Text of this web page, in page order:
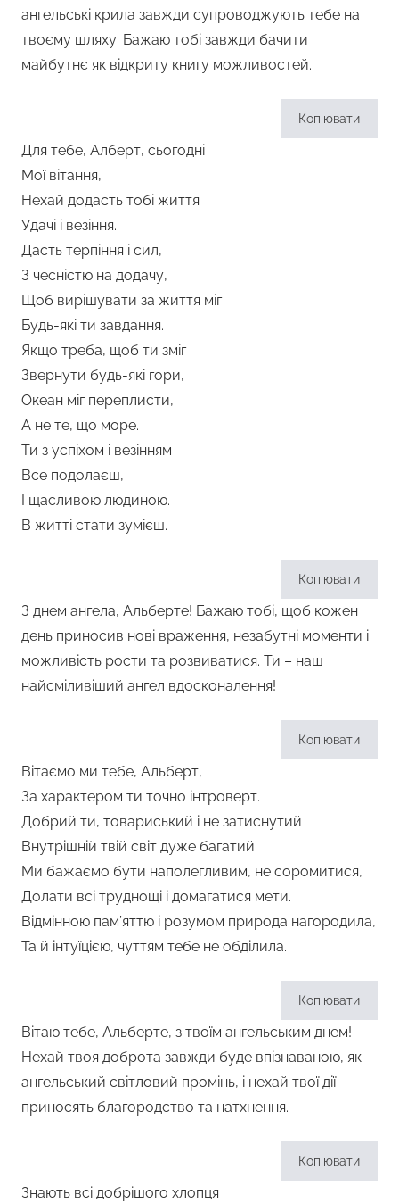
ангельські крила завжди супроводжують тебе на
твоєму шляху. Бажаю тобі завжди бачити
майбутнє як відкриту книгу можливостей.
Копіювати
Для тебе, Алберт, сьогодні
Мої вітання,
Нехай додасть тобі життя
Удачі і везіння.
Дасть терпіння і сил,
З чесністю на додачу,
Щоб вирішувати за життя міг
Будь-які ти завдання.
Якщо треба, щоб ти зміг
Звернути будь-які гори,
Океан міг переплисти,
А не те, що море.
Ти з успіхом і везінням
Все подолаєш,
І щасливою людиною.
В житті стати зумієш.
Копіювати
З днем ангела, Альберте! Бажаю тобі, щоб кожен
день приносив нові враження, незабутні моменти і
можливість рости та розвиватися. Ти – наш
найсміливіший ангел вдосконалення!
Копіювати
Вітаємо ми тебе, Альберт,
За характером ти точно інтроверт.
Добрий ти, товариський і не затиснутий
Внутрішній твій світ дуже багатий.
Ми бажаємо бути наполегливим, не соромитися,
Долати всі труднощі і домагатися мети.
Відмінною пам’яттю і розумом природа нагородила,
Та й інтуїцією, чуттям тебе не обділила.
Копіювати
Вітаю тебе, Альберте, з твоїм ангельським днем!
Нехай твоя доброта завжди буде впізнаваною, як
ангельський світловий промінь, і нехай твої дії
приносять благородство та натхнення.
Копіювати
Знають всі добрішого хлопця